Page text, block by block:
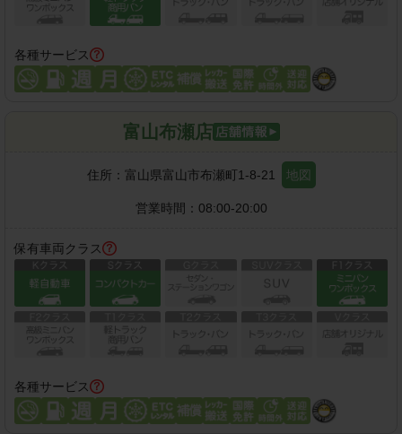
各種サービス
富山布瀬店
住所： 富山県富山市布瀬町1-8-21 地図
営業時間： 08:00-20:00
保有車両クラス
各種サービス